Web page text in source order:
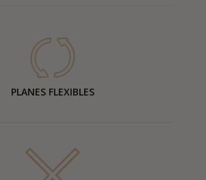
PLANES FLEXIBLES